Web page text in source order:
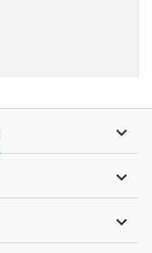


